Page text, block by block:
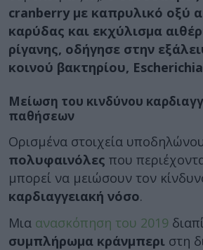
cranberry με καπρυλικό οξύ
καρύδας και εκχύλισμα
ρίγανης, οδήγησε στην
κοινού βακτηρίου,
Μείωση του κινδύνου
παθήσεων
Ορισμένα στοιχεία
πολυφαινόλες που
μπορεί να μειώσουν τον
καρδιαγγειακή νόσο.
Μια ανασκόπηση του 2019
συμπλήρωμα κράνμπερι στη